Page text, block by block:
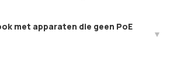
met apparaten die geen PoE